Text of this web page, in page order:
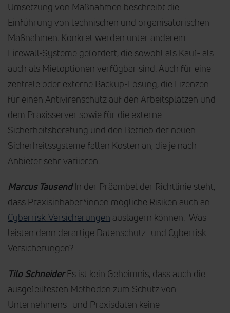
Umsetzung von Maßnahmen beschreibt die
Einführung von technischen und organisatorischen
Maßnahmen. Konkret werden unter anderem
Firewall-Systeme gefordert, die sowohl als Kauf- als
auch als Mietoptionen verfügbar sind. Auch für eine
zentrale oder externe Backup-Lösung, die Lizenzen
für einen Antivirenschutz auf den Arbeitsplätzen und
dem Praxisserver sowie für die externe
Sicherheitsberatung und den Betrieb der neuen
Sicherheitssysteme fallen Kosten an, die je nach
Anbieter sehr variieren.
Marcus TausendIn der Präambel der Richtlinie steht,
dass Praxisinhaber*innen mögliche Risiken auch an
Cyberrisk-Versicherungen auslagern können. Was
leisten denn derartige Datenschutz- und Cyberrisk-
Versicherungen?
Tilo SchneiderEs ist kein Geheimnis, dass auch die
ausgefeiltesten Methoden zum Schutz von
Unternehmens- und Praxisdaten keine